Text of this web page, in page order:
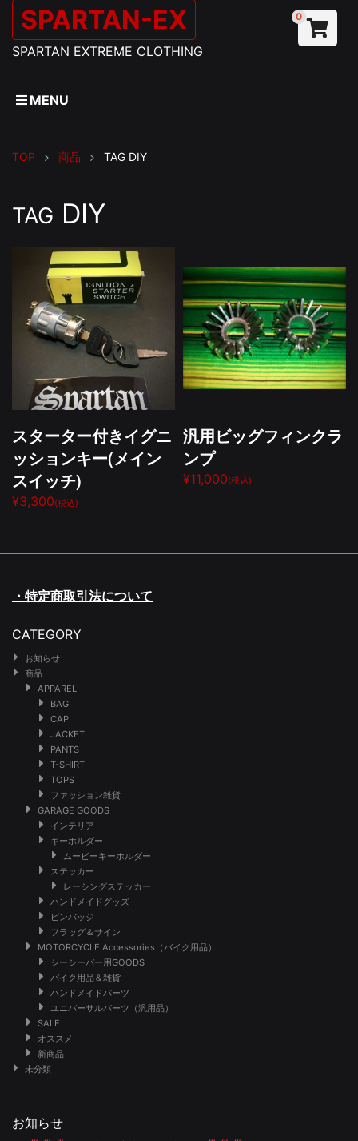
SPARTAN-EX
SPARTAN EXTREME CLOTHING
0
MENU
TOP 商品 TAG DIY
TAG DIY
スターター付きイグニ
ッションキー(メイン
スイッチ)
¥3,300(税込)
汎用ビッグフィンクラ
ンプ
¥11,000(税込)
・特定商取引法について
CATEGORY
お知らせ
商品
APPAREL
BAG
CAP
JACKET
PANTS
T-SHIRT
TOPS
ファッション雑貨
GARAGE GOODS
インテリア
キーホルダー
ムービーキーホルダー
ステッカー
レーシングステッカー
ハンドメイドグッズ
ピンバッジ
フラッグ＆サイン
MOTORCYCLE Accessories（バイク用品）
シーシーバー用GOODS
バイク用品＆雑貨
ハンドメイドパーツ
ユニバーサルパーツ（汎用品）
SALE
オススメ
新商品
未分類
お知らせ